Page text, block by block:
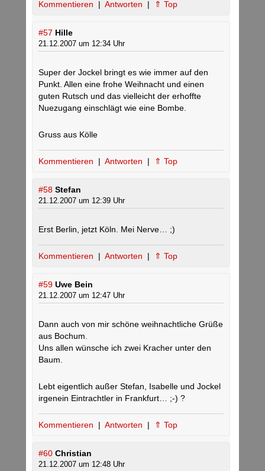
Kommentieren | Antworten | ⇑ Top
#57 Hille
21.12.2007 um 12:34 Uhr
Super der Jockel bringt es wie immer auf den
Punkt. Allen eine frohe Weihnacht und einen
guten Rutsch und das vielleicht der erhoffte
Nuezugang einschlägt wie eine Bombe.
Gruss aus Kölle
Kommentieren | Antworten | ⇑ Top
#58 Stefan
21.12.2007 um 12:39 Uhr
Erst Berlin, jetzt Köln. Mei Nerve… ;)
Kommentieren | Antworten | ⇑ Top
#59 Uwe Bein
21.12.2007 um 12:47 Uhr
Dann auch von mir schöne weihnachtliche Grüße
aus Bochum.
Uns allen wünsche ich zwei Kracher unter den
Baum.
Lebt eigentlich außer Stefan, Isabelle und Jockel
irgenein Eintrachtler in Frankfurt… ;-) ?
Kommentieren | Antworten | ⇑ Top
#60 Christian
21.12.2007 um 12:48 Uhr